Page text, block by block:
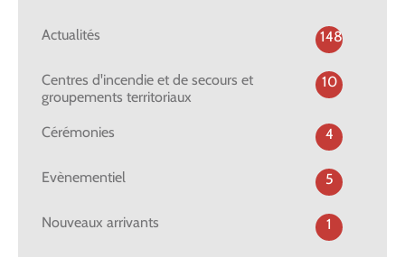
Actualités 148
Centres d'incendie et de secours et
groupements territoriaux
10
Cérémonies 4
Evènementiel 5
Nouveaux arrivants 1